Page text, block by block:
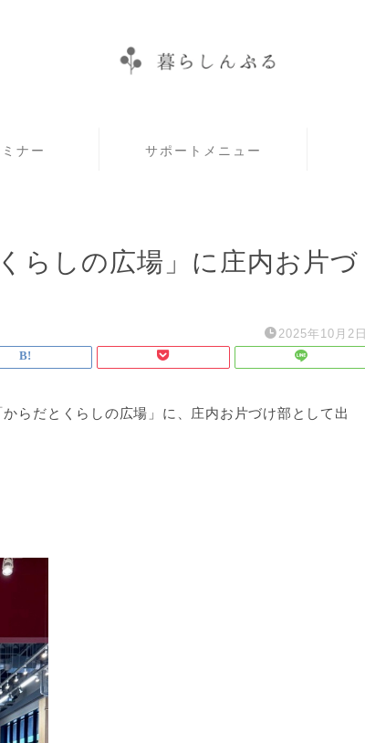
ナー サポートメニュー
らしの広場」に庄内お片づ
2025年10月2日
らだとくらしの広場」に、庄内お片づけ部として出